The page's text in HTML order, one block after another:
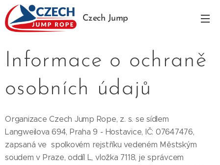
Czech Jump
Informace o ochraně
osobních údajů
Organizace Czech Jump Rope, z. s. se sídlem
Langweilova 694, Praha 9 - Hostavice, IČ: 07647476,
zapsaná ve spolkovém rejstříku vedeném Městským
soudem v Praze, oddíl L, vložka 7118, je správcem